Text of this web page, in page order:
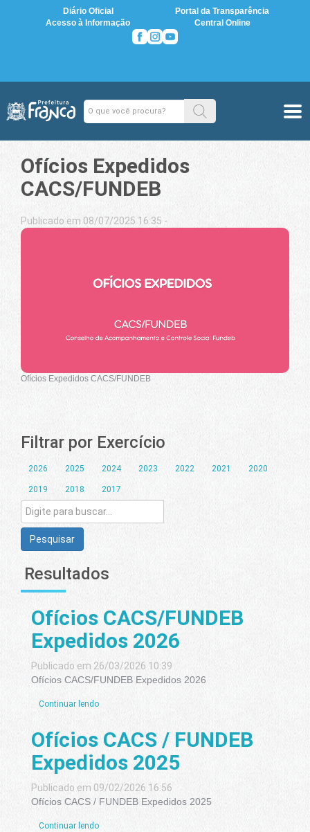
Diário Oficial
Portal da Transparência
Acesso à Informação
Central Online
Ofícios Expedidos
CACS/FUNDEB
Publicado em 08/07/2025 16:35 -
Ofícios Expedidos CACS/FUNDEB
Filtrar por Exercício
2026 2025 2024 2023 2022 2021 2020
2019 2018 2017
Pesquisar
Resultados
Ofícios CACS/FUNDEB
Expedidos 2026
Publicado em 26/03/2026 10:39
Ofícios CACS/FUNDEB Expedidos 2026
Continuar lendo
Ofícios CACS / FUNDEB
Expedidos 2025
Publicado em 09/02/2026 16:56
Ofícios CACS / FUNDEB Expedidos 2025
Continuar lendo